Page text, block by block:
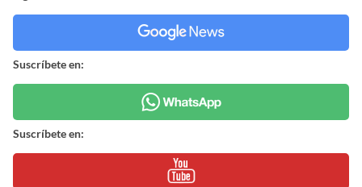
Suscríbete en:
Suscríbete en: